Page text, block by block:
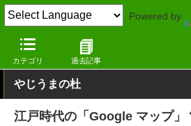
Powered by
カテゴリ 過去記事
窓の杜 エンタメ エンタメ
やじうまの杜
江戸時代の「Google マップ」